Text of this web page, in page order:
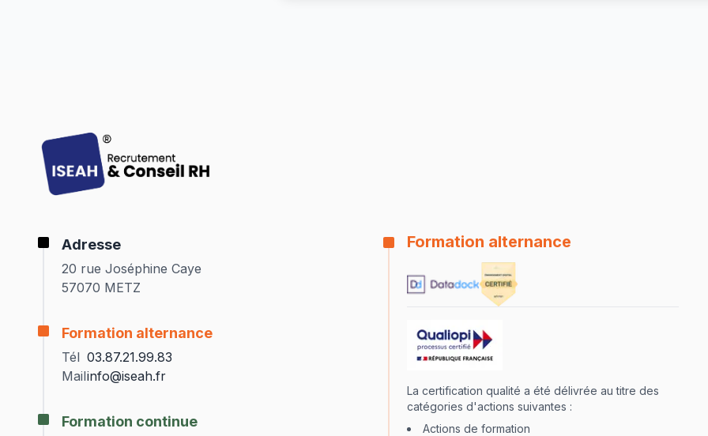
Adresse
20 rue Joséphine Caye
57070 METZ
Formation alternance
Tél 03.87.21.99.83
Mailinfo@iseah.fr
Formation continue
Formation alternance
La certification qualité a été délivrée au titre des
catégories d'actions suivantes :
Actions de formation